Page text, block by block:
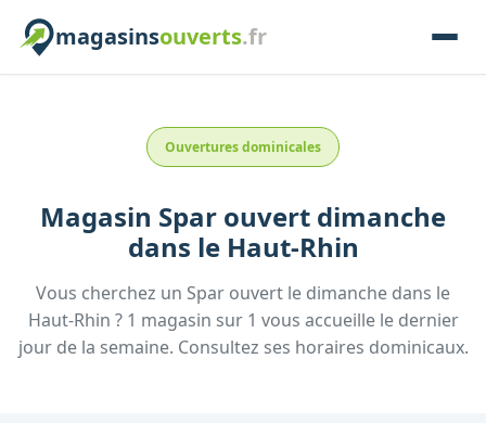
magasinsouverts.fr
Ouvertures dominicales
Magasin Spar ouvert dimanche
dans le Haut-Rhin
Vous cherchez un Spar ouvert le dimanche dans le
Haut-Rhin ? 1 magasin sur 1 vous accueillele dernier
jour de la semaine. Consultez ses horaires dominicaux.